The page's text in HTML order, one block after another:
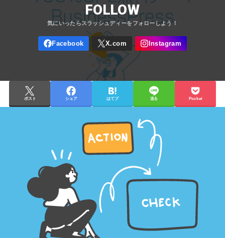
FOLLOW
ポスト シェア はてブ 送る Pocket